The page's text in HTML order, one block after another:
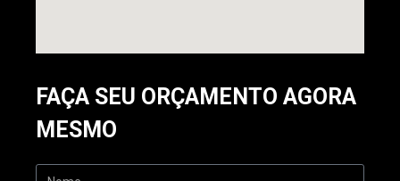
FAÇA SEU ORÇAMENTO AGORA
MESMO